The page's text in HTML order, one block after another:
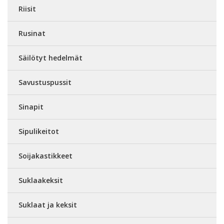
Riisit
Rusinat
Säilötyt hedelmät
Savustuspussit
Sinapit
Sipulikeitot
Soijakastikkeet
Suklaakeksit
Suklaat ja keksit